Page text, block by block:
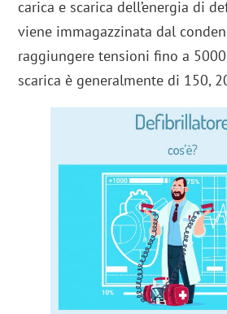
carica e scarica dell’energia di
viene immagazzinata dal
raggiungere tensioni fino a 5000
scarica è generalmente di 150,